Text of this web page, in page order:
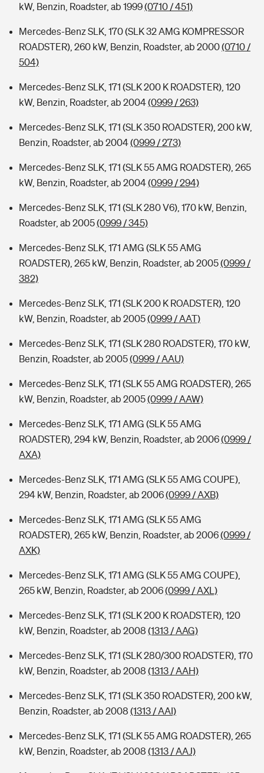
kW, Benzin, Roadster, ab 1999(0710 / 451)
Mercedes-Benz SLK, 170 (SLK 32 AMG KOMPRESSOR
ROADSTER), 260 kW, Benzin, Roadster, ab 2000(0710 /
504)
Mercedes-Benz SLK, 171 (SLK 200 K ROADSTER), 120
kW, Benzin, Roadster, ab 2004(0999 / 263)
Mercedes-Benz SLK, 171 (SLK 350 ROADSTER), 200 kW,
Benzin, Roadster, ab 2004(0999 / 273)
Mercedes-Benz SLK, 171 (SLK 55 AMG ROADSTER), 265
kW, Benzin, Roadster, ab 2004(0999 / 294)
Mercedes-Benz SLK, 171 (SLK 280 V6), 170 kW, Benzin,
Roadster, ab 2005(0999 / 345)
Mercedes-Benz SLK, 171 AMG (SLK 55 AMG
ROADSTER), 265 kW, Benzin, Roadster, ab 2005(0999 /
382)
Mercedes-Benz SLK, 171 (SLK 200 K ROADSTER), 120
kW, Benzin, Roadster, ab 2005(0999 / AAT)
Mercedes-Benz SLK, 171 (SLK 280 ROADSTER), 170 kW,
Benzin, Roadster, ab 2005(0999 / AAU)
Mercedes-Benz SLK, 171 (SLK 55 AMG ROADSTER), 265
kW, Benzin, Roadster, ab 2005(0999 / AAW)
Mercedes-Benz SLK, 171 AMG (SLK 55 AMG
ROADSTER), 294 kW, Benzin, Roadster, ab 2006(0999 /
AXA)
Mercedes-Benz SLK, 171 AMG (SLK 55 AMG COUPE),
294 kW, Benzin, Roadster, ab 2006(0999 / AXB)
Mercedes-Benz SLK, 171 AMG (SLK 55 AMG
ROADSTER), 265 kW, Benzin, Roadster, ab 2006(0999 /
AXK)
Mercedes-Benz SLK, 171 AMG (SLK 55 AMG COUPE),
265 kW, Benzin, Roadster, ab 2006(0999 / AXL)
Mercedes-Benz SLK, 171 (SLK 200 K ROADSTER), 120
kW, Benzin, Roadster, ab 2008 (1313 / AAG)
Mercedes-Benz SLK, 171 (SLK 280/300 ROADSTER), 170
kW, Benzin, Roadster, ab 2008 (1313 / AAH)
Mercedes-Benz SLK, 171 (SLK 350 ROADSTER), 200 kW,
Benzin, Roadster, ab 2008 (1313 / AAI)
Mercedes-Benz SLK, 171 (SLK 55 AMG ROADSTER), 265
kW, Benzin, Roadster, ab 2008 (1313 / AAJ)